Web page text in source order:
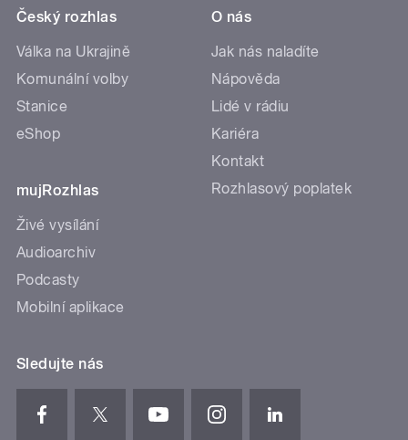
Český rozhlas
Válka na Ukrajině
Komunální volby
Stanice
eShop
mujRozhlas
Živé vysílání
Audioarchiv
Podcasty
Mobilní aplikace
O nás
Jak nás naladíte
Nápověda
Lidé v rádiu
Kariéra
Kontakt
Rozhlasový poplatek
Sledujte nás